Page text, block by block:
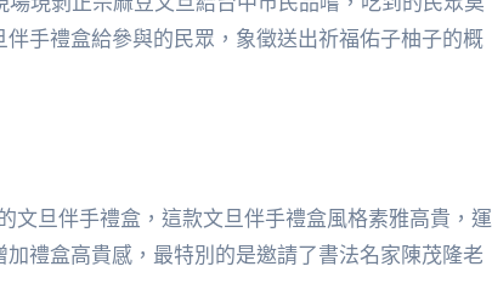
手禮盒給參與的民眾，象徵送出祈福佑子柚子的概
文旦伴手禮盒，這款文旦伴手禮盒風格素雅高貴，運
禮盒高貴感，最特別的是邀請了書法名家陳茂隆老